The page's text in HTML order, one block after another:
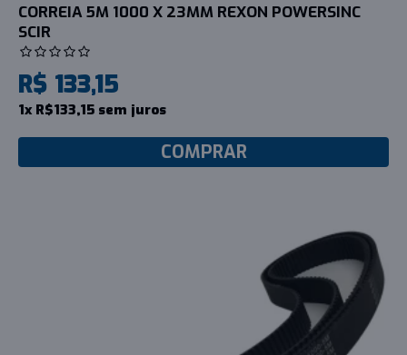
CORREIA 5M 1000 X 23MM REXON POWERSINC
SCIR
R$ 133,15
1x R$133,15 sem juros
COMPRAR